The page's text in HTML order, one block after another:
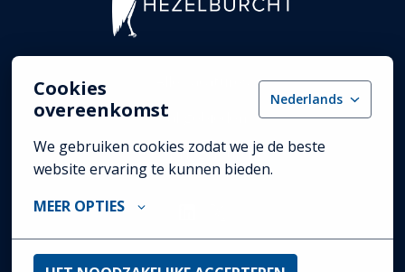
Cookies
overeenkomst
Nederlands
We gebruiken cookies zodat we je de beste
website ervaring te kunnen bieden.
MEER OPTIES
Homepagina
Vakgebieden
Over Hezelburcht